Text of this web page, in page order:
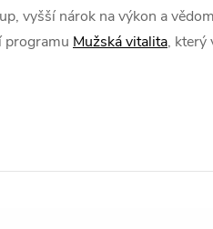
vyšší nárok na výkon a
programu Mužská vitalita, který